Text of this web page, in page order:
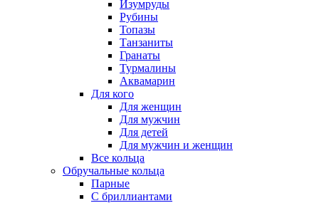
Изумруды
Рубины
Топазы
Танзаниты
Гранаты
Турмалины
Аквамарин
Для кого
Для женщин
Для мужчин
Для детей
Для мужчин и женщин
Все кольца
Обручальные кольца
Парные
С бриллиантами